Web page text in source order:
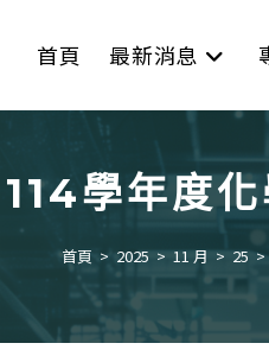
首頁 最新消息
114學年度
首頁 > 2025 > 11 月 > 25 >